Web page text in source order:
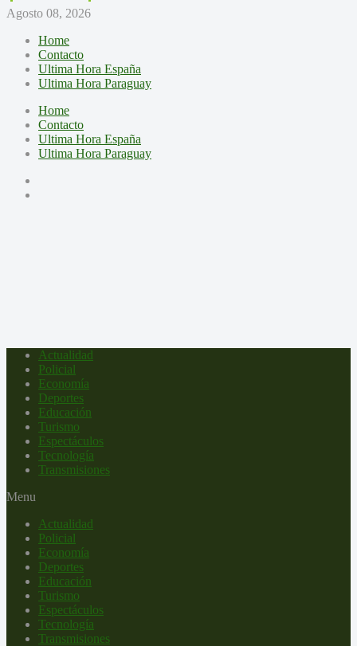
Agosto 08, 2026
Home
Contacto
Ultima Hora España
Ultima Hora Paraguay
Home
Contacto
Ultima Hora España
Ultima Hora Paraguay
Actualidad
Policial
Economía
Deportes
Educación
Turismo
Espectáculos
Tecnología
Transmisiones
Menu
Actualidad
Policial
Economía
Deportes
Educación
Turismo
Espectáculos
Tecnología
Transmisiones